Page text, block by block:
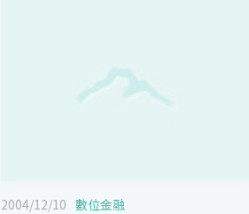
2004/12/10 數位金融